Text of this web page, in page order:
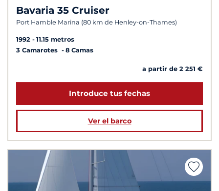
Bavaria 35 Cruiser
Port Hamble Marina (80 km de Henley-on-Thames)
1992
11.15 metros
3 Camarotes
8 Camas
a partir de 2 251 €
Introduce tus fechas
Ver el barco